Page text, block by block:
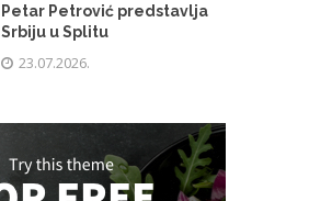
Petar Petrović predstavlja
Srbiju u Splitu
23.07.2026.